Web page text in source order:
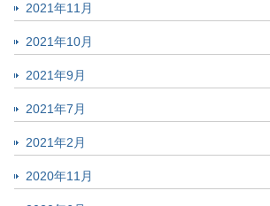
2021年11月
2021年10月
2021年9月
2021年7月
2021年2月
2020年11月